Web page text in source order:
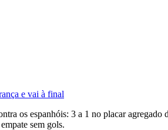
e vai à final
os espanhóis: 3 a 1 no placar
sem gols.